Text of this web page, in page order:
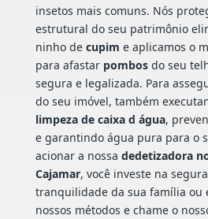
insetos mais comuns. Nós
estrutural do seu patrimônio
ninho de cupim e aplicamos o
para afastar pombosdo seu
segura e legalizada. Para
do seu imóvel, também
limpeza de caixa d água,
e garantindo água pura para o
acionar a nossa dedetizadora
Cajamar, você investe na
tranquilidade da sua família ou
nossos métodos e chame o